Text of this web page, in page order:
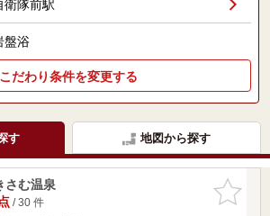
衛隊前駅
盤浴
こだわり条件を変更する
す 地図から探す
お気に入
りに追加
さむ温泉
/ 30 件